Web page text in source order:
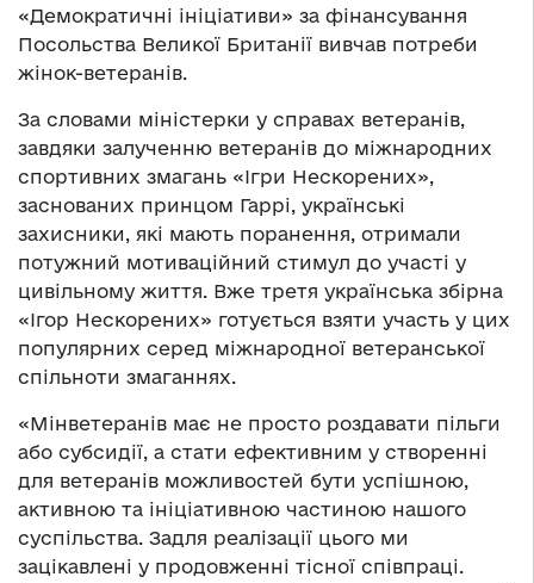
«Демократичні ініціативи» за фінансування
Посольства Великої Британії вивчав потреби
жінок-ветеранів.
За словами міністерки у справах ветеранів,
завдяки залученню ветеранів до міжнародних
спортивних змагань «Ігри Нескорених»,
заснованих принцом Гаррі, українські
захисники, які мають поранення, отримали
потужний мотиваційний стимул до участі у
цивільному життя. Вже третя українська збірна
«Ігор Нескорених» готується взяти участь у цих
популярних серед міжнародної ветеранської
спільноти змаганнях.
«Мінветеранів має не просто роздавати пільги
або субсидії, а стати ефективним у створенні
для ветеранів можливостей бути успішною,
активною та ініціативною частиною нашого
суспільства. Задля реалізації цього ми
зацікавлені у продовженні тісної співпраці.